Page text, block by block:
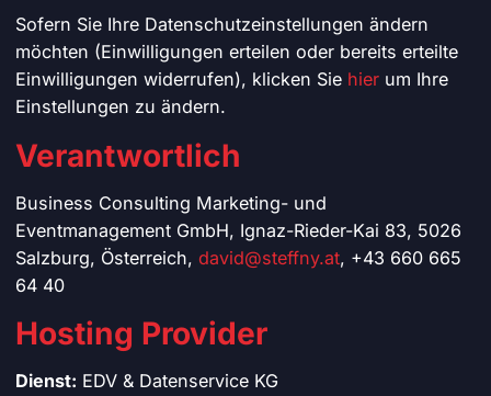
Sofern Sie Ihre Datenschutzeinstellungen ändern
möchten (Einwilligungen erteilen oder bereits erteilte
Einwilligungen widerrufen), klicken Sie hierum Ihre
Einstellungen zu ändern.
Verantwortlich
Business Consulting Marketing- und
Eventmanagement GmbH, Ignaz-Rieder-Kai 83, 5026
Salzburg, Österreich, david@steffny.at, +43 660 665
64 40
Hosting Provider
Dienst: EDV & Datenservice KG